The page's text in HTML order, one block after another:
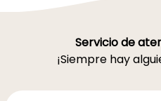
Servicio de
¡Siempre hay